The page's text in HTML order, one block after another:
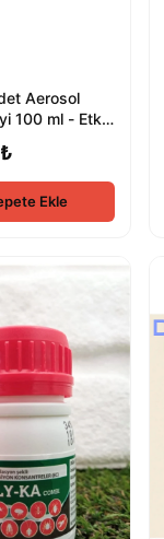
Aerosol
100 ml - Etkili
Kontrolü
Ekle